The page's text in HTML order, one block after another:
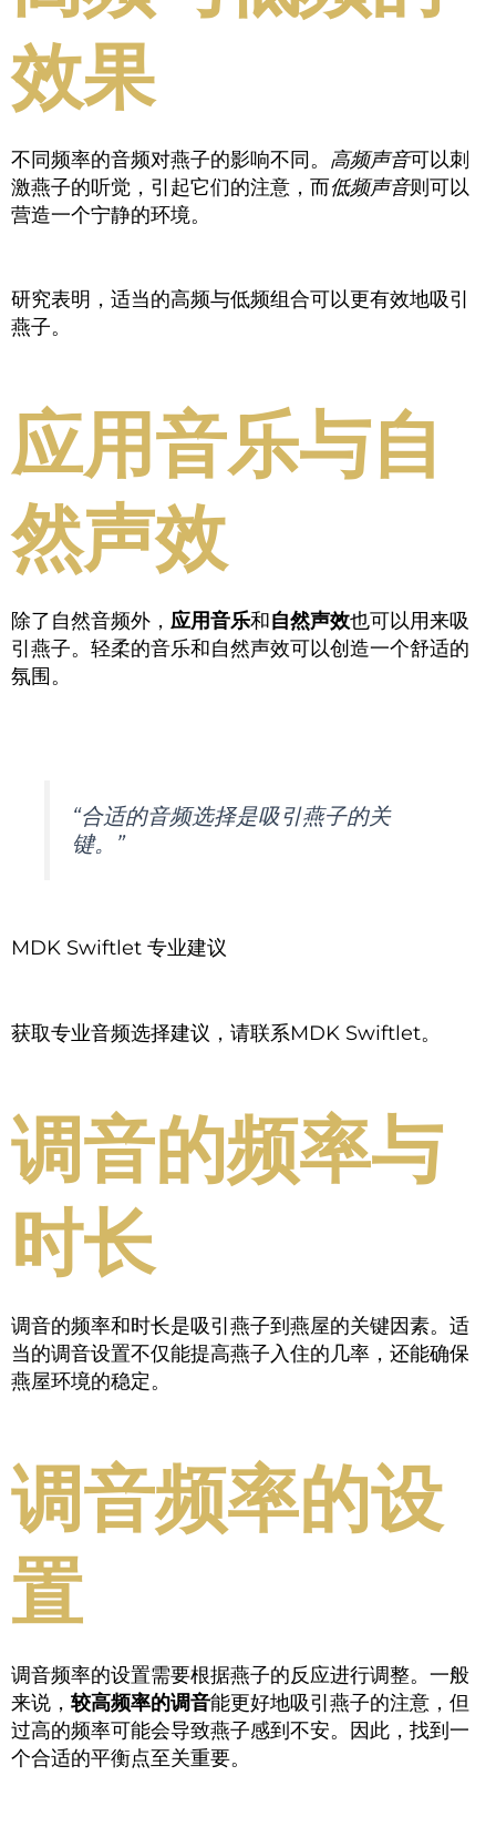
效果
不同频率的音频对燕子的影响不同。 高频声音可以刺
激燕子的听觉，引起它们的注意，而低频声音则可以
营造一个宁静的环境。
研究表明，适当的高频与低频组合可以更有效地吸引
燕子。
应用音乐与自
然声效
除了自然音频外， 应用音乐和自然声效也可以用来吸
引燕子。轻柔的音乐和自然声效可以创造一个舒适的
氛围。
“合适的音频选择是吸引燕子的关
键。”
MDK Swiftlet 专业建议
获取专业音频选择建议，请联系MDK Swiftlet。
调音的频率与
时长
调音的频率和时长是吸引燕子到燕屋的关键因素。适
当的调音设置不仅能提高燕子入住的几率，还能确保
燕屋环境的稳定。
调音频率的设
置
调音频率的设置需要根据燕子的反应进行调整。一般
来说， 较高频率的调音能更好地吸引燕子的注意，但
过高的频率可能会导致燕子感到不安。因此，找到一
个合适的平衡点至关重要。